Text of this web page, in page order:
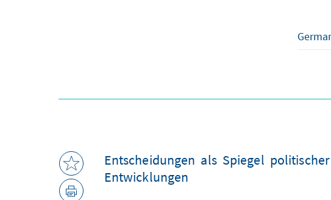
Entscheidungen als Spiegel
Entwicklungen